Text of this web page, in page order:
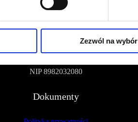
Zezwól na wybór
Na Polance 16A lok.9
NIP 8982032080
Dokumenty